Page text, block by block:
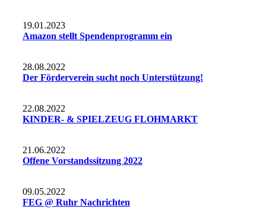
19.01.2023
Amazon stellt Spendenprogramm ein
28.08.2022
Der Förderverein sucht noch Unterstützung!
22.08.2022
KINDER- & SPIELZEUG FLOHMARKT
21.06.2022
Offene Vorstandssitzung 2022
09.05.2022
FEG @ Ruhr Nachrichten